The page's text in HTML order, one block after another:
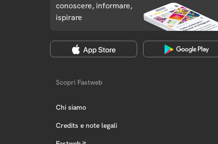
conoscere, informare,
ispirare
Scopri Fastweb
Chi siamo
Credits e note legali